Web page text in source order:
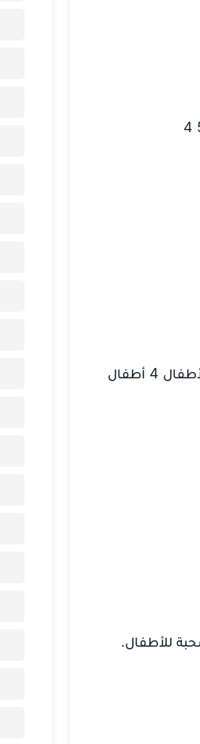
ديزما: شغالة للتنازل حديثة الوصول منذ شهر، تجيد كافة أعمال المنزل، محبة للأطفال 4 أطفال
للأطفال.